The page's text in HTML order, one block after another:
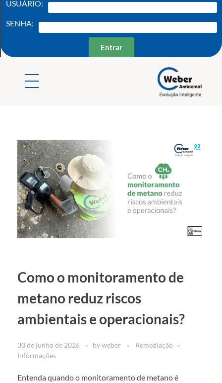
USUÁRIO:
SENHA:
Entrar
Como o monitoramento de
metano reduz riscos
ambientais e operacionais?
30 de junho de 2026 byweber
Remediação
Informações
Entenda quando o monitoramento de metano é